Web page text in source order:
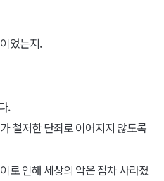
었는지.
.
철저한 단죄로 이어지지 않도록
로 인해 세상의 악은 점차 사라졌